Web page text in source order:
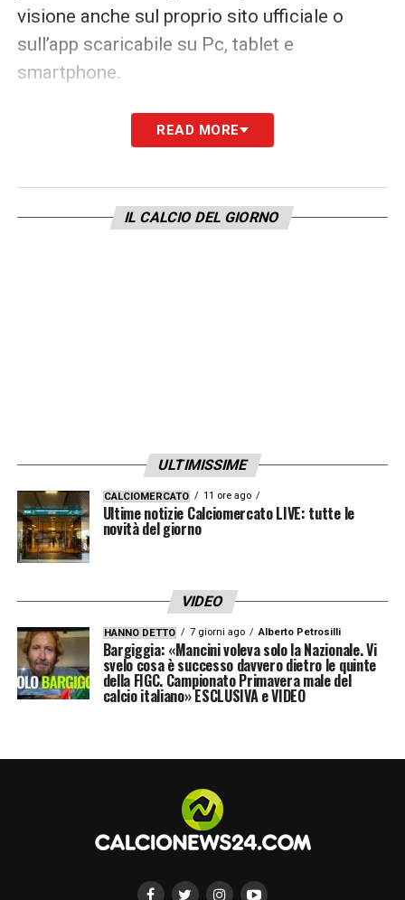
visione anche sul proprio sito ufficiale o
sull’app scaricabile su Pc, tablet e
smartphone.
LA PLAYLIST DELLE NOSTRE TOP NEWS
READ MORE
IL CALCIO DEL GIORNO
ULTIMISSIME
CALCIOMERCATO 11 ore ago
Ultime notizie Calciomercato LIVE: tutte le
novità del giorno
VIDEO
HANNO DETTO 7 giorni ago Alberto Petrosilli
Bargiggia: «Mancini voleva solo la Nazionale. Vi
svelo cosa è successo davvero dietro le quinte
della FIGC. Campionato Primavera male del
calcio italiano» ESCLUSIVA e VIDEO